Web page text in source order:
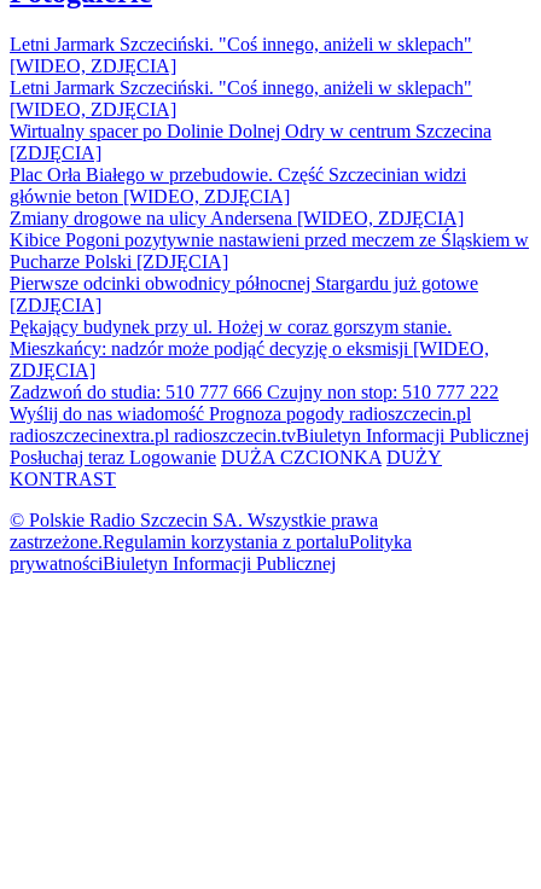
Letni Jarmark Szczeciński. "Coś innego, aniżeli w sklepach"
[WIDEO, ZDJĘCIA]
Letni Jarmark Szczeciński. "Coś innego, aniżeli w sklepach"
[WIDEO, ZDJĘCIA]
Wirtualny spacer po Dolinie Dolnej Odry w centrum Szczecina
[ZDJĘCIA]
Plac Orła Białego w przebudowie. Część Szczecinian widzi
głównie beton [WIDEO, ZDJĘCIA]
Zmiany drogowe na ulicy Andersena [WIDEO, ZDJĘCIA]
Kibice Pogoni pozytywnie nastawieni przed meczem ze Śląskiem w
Pucharze Polski [ZDJĘCIA]
Pierwsze odcinki obwodnicy północnej Stargardu już gotowe
[ZDJĘCIA]
Pękający budynek przy ul. Hożej w coraz gorszym stanie.
Mieszkańcy: nadzór może podjąć decyzję o eksmisji [WIDEO,
ZDJĘCIA]
Zadzwoń do studia: 510 777 666 Czujny non stop: 510 777 222
Wyślij do nas wiadomość Prognoza pogody radioszczecin.pl
radioszczecinextra.pl radioszczecin.tvBiuletyn Informacji Publicznej
Posłuchaj teraz Logowanie DUŻA CZCIONKA DUŻY
KONTRAST
© Polskie Radio Szczecin SA. Wszystkie prawa
zastrzeżone.Regulamin korzystania z portaluPolityka
prywatnościBiuletyn Informacji Publicznej